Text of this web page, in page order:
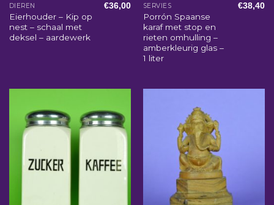
DIEREN
Eierhouder – Kip op
nest – schaal met
deksel – aardewerk
€36,00 SERVIES
Porrón Spaanse
karaf met stop en
rieten omhulling –
amberkleurig glas –
1 liter
€38,40